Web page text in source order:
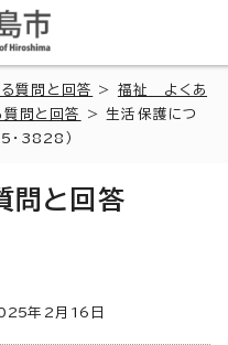
る質問と回答 > 福祉 よくあ
問と回答
> 生活保護につ
3828）
問と回答
年2月 16 日